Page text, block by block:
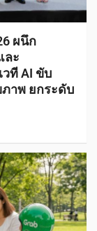
ผนึก
ละ
วที AI ขับ
าพ ยกระดับ